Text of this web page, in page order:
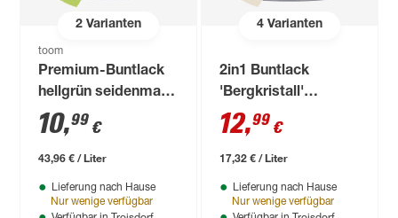
2Varianten
toom
Premium-Buntlack
hellgrün seidenmatt
250 ml
10,99 €
43,96 € / Liter
Lieferung nach Hause
Nur wenige verfügbar
4Varianten
2in1 Buntlack
'Bergkristall'
cremeweiß glänzend
750 ml
12,99 €
17,32 € / Liter
Lieferung nach Hause
Nur wenige verfügbar